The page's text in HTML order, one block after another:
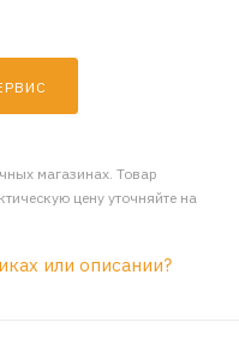
магазинах. Товар
цену уточняйте на
или описании?